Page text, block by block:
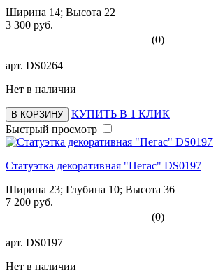
Ширина 14; Высота 22
3 300 руб.
(0)
арт. DS0264
Нет в наличии
В КОРЗИНУ
КУПИТЬ В 1 КЛИК
Быстрый просмотр
Статуэтка декоративная "Пегас" DS0197
Ширина 23; Глубина 10; Высота 36
7 200 руб.
(0)
арт. DS0197
Нет в наличии